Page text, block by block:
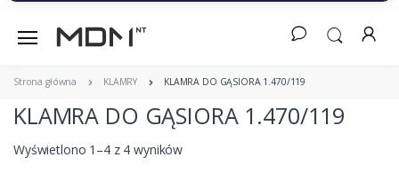
Strona główna KLAMRY KLAMRA DO GĄSIORA 1.470/119
KLAMRA DO GĄSIORA 1.470/119
Wyświetlono 1–4 z 4 wyników